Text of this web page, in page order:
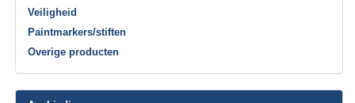
Veiligheid
Paintmarkers/stiften
Overige producten